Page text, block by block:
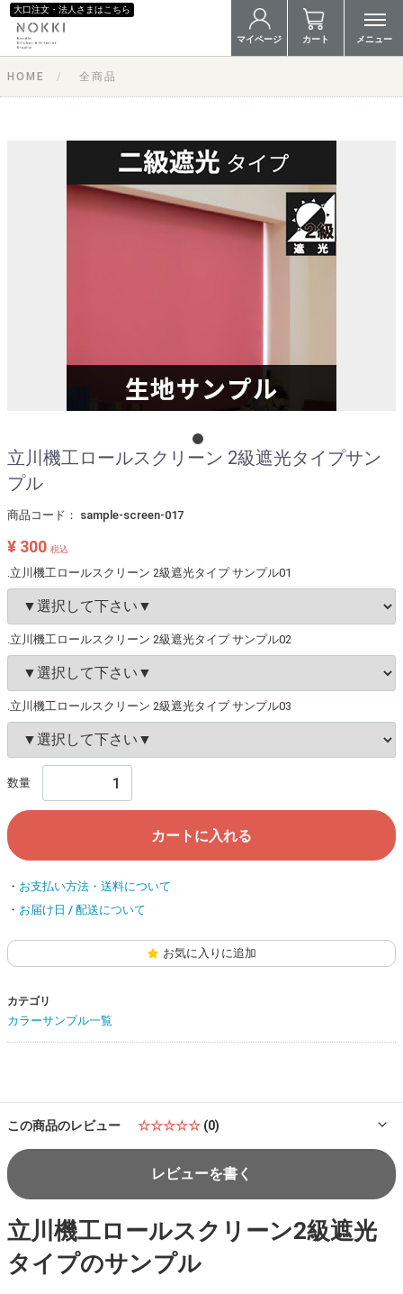
大口注文・法人さまはこちら
マイページ カート メニュー
HOME 全商品
立川機工ロールスクリーン 2級遮光タイプサン
プル
商品コード： sample-screen-017
¥ 300 税込
.立川機工ロールスクリーン 2級遮光タイプ サンプル01
.立川機工ロールスクリーン 2級遮光タイプ サンプル02
.立川機工ロールスクリーン 2級遮光タイプ サンプル03
数量
カートに入れる
お支払い方法・送料について
お届け日 / 配送について
お気に入りに追加
カテゴリ
カラーサンプル一覧
この商品のレビュー ☆☆☆☆☆ (0)
レビューを書く
立川機工ロールスクリーン2級遮光
タイプのサンプル